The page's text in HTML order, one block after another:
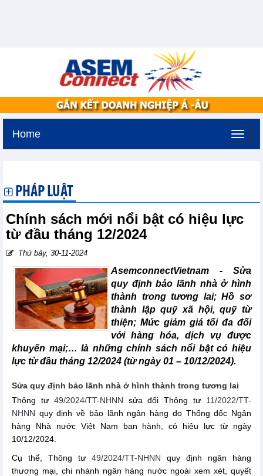
Home
PHÁP LUẬT
Chính sách mới nổi bật có hiệu lực
từ đầu tháng 12/2024
Thứ bảy, 30-11-2024
AsemconnectVietnam - Sửa
quy định bảo lãnh nhà ở hình
thành trong tương lai; Hồ sơ
thành lập quỹ xã hội, quỹ từ
thiện; Mức giảm giá tối đa đối
với hàng hóa, dịch vụ được
khuyến mại;… là những chính sách nổi bật có hiệu
lực từ đầu tháng 12/2024 (từ ngày 01 – 10/12/2024).
Sửa quy định bảo lãnh nhà ở hình thành trong tương lai
Thông tư 49/2024/TT-NHNN sửa đổi Thông tư 11/2022/TT-
NHNN quy định về bảo lãnh ngân hàng do Thống đốc Ngân
hàng Nhà nước Việt Nam ban hành, có hiệu lực từ ngày
10/12/2024.
Cụ thể, Thông tư 49/2024/TT-NHNN quy định ngân hàng
thương mại, chi nhánh ngân hàng nước ngoài xem xét, quyết